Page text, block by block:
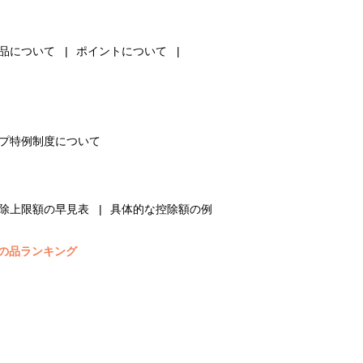
について ポイントについて
特例制度について
上限額の早見表 具体的な控除額の例
品ランキング